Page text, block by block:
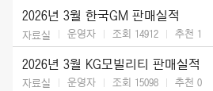
2026년 3월 한국GM 판매실적
자료실 운영자 조회 14912 추천 1
2026년 3월 KG모빌리티 판매실적
자료실 운영자 조회 15098 추천 0